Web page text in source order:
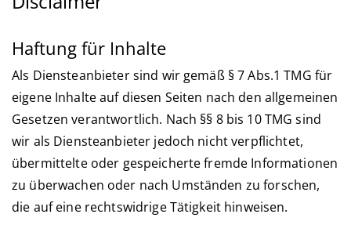
Haftung für Inhalte
Als Diensteanbieter sind wir gemäß § 7 Abs.1 TMG für
eigene Inhalte auf diesen Seiten nach den allgemeinen
Gesetzen verantwortlich. Nach §§ 8 bis 10 TMG sind
wir als Diensteanbieter jedoch nicht verpflichtet,
übermittelte oder gespeicherte fremde Informationen
zu überwachen oder nach Umständen zu forschen,
die auf eine rechtswidrige Tätigkeit hinweisen.